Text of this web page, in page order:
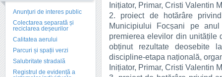
Anunțuri de interes public
Colectarea separată și
reciclarea deșeurilor
Calitatea aerului
Parcuri și spații verzi
Salubritate stradală
Registrul de evidență a
Inițiator, Primar, Cristi Valentin
2. proiect de hotărâre
Municipiului Focșani pe
premierea elevilor din unitățile
obținut rezultate deosebite
discipline-etapa națională,
Inițiator, Primar, Cristi Valentin